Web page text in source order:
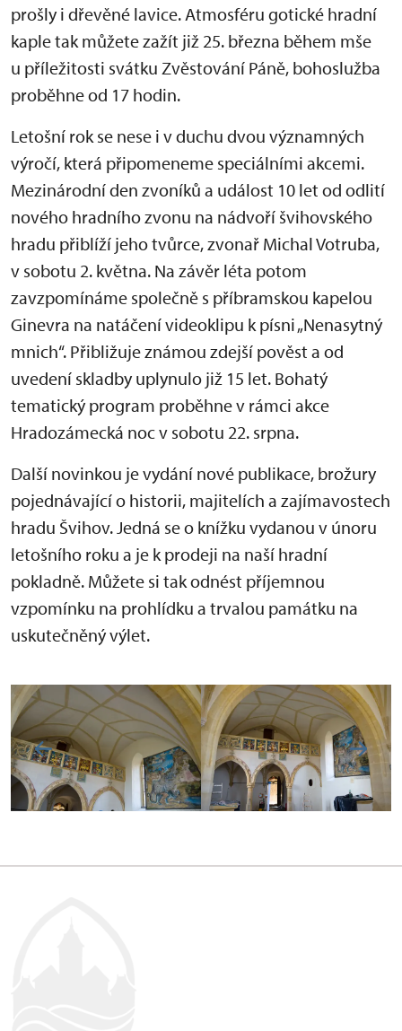
prošly i dřevěné lavice. Atmosféru gotické hradní
kaple tak můžete zažít již 25. března během mše
u příležitosti svátku Zvěstování Páně, bohoslužba
proběhne od 17 hodin.
Letošní rok se nese i v duchu dvou významných
výročí, která připomeneme speciálními akcemi.
Mezinárodní den zvoníků a událost 10 let od odlití
nového hradního zvonu na nádvoří švihovského
hradu přiblíží jeho tvůrce, zvonař Michal Votruba,
v sobotu 2. května. Na závěr léta potom
zavzpomínáme společně s příbramskou kapelou
Ginevra na natáčení videoklipu k písni „Nenasytný
mnich“. Přibližuje známou zdejší pověst a od
uvedení skladby uplynulo již 15 let. Bohatý
tematický program proběhne v rámci akce
Hradozámecká noc v sobotu 22. srpna.
Další novinkou je vydání nové publikace, brožury
pojednávající o historii, majitelích a zajímavostech
hradu Švihov. Jedná se o knížku vydanou v únoru
letošního roku a je k prodeji na naší hradní
pokladně. Můžete si tak odnést příjemnou
vzpomínku na prohlídku a trvalou památku na
uskutečněný výlet.